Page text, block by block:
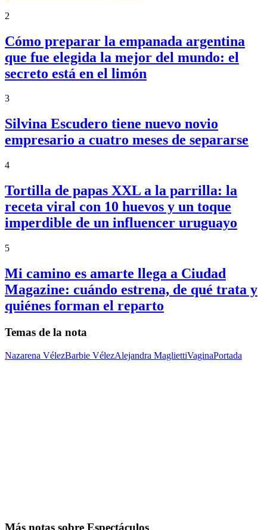
2
Cómo preparar la empanada argentina
que fue elegida la mejor del mundo: el
secreto está en el limón
3
Silvina Escudero tiene nuevo novio
empresario a cuatro meses de separarse
4
Tortilla de papas XXL a la parrilla: la
receta viral con 10 huevos y un toque
imperdible de un influencer uruguayo
5
Mi camino es amarte llega a Ciudad
Magazine: cuándo estrena, de qué trata y
quiénes forman el reparto
Temas de la nota
Nazarena VélezBarbie VélezAlejandra MagliettiVaginaPortada